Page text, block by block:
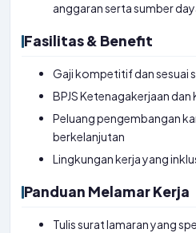
anggaran serta sumber
Fasilitas & Benefit
Gaji kompetitif dan sesuai
BPJS Ketenagakerjaan
Peluang pengembangan
berkelanjutan
Lingkungan kerja yang
Panduan Melamar Kerja
Tulis surat lamaran yang